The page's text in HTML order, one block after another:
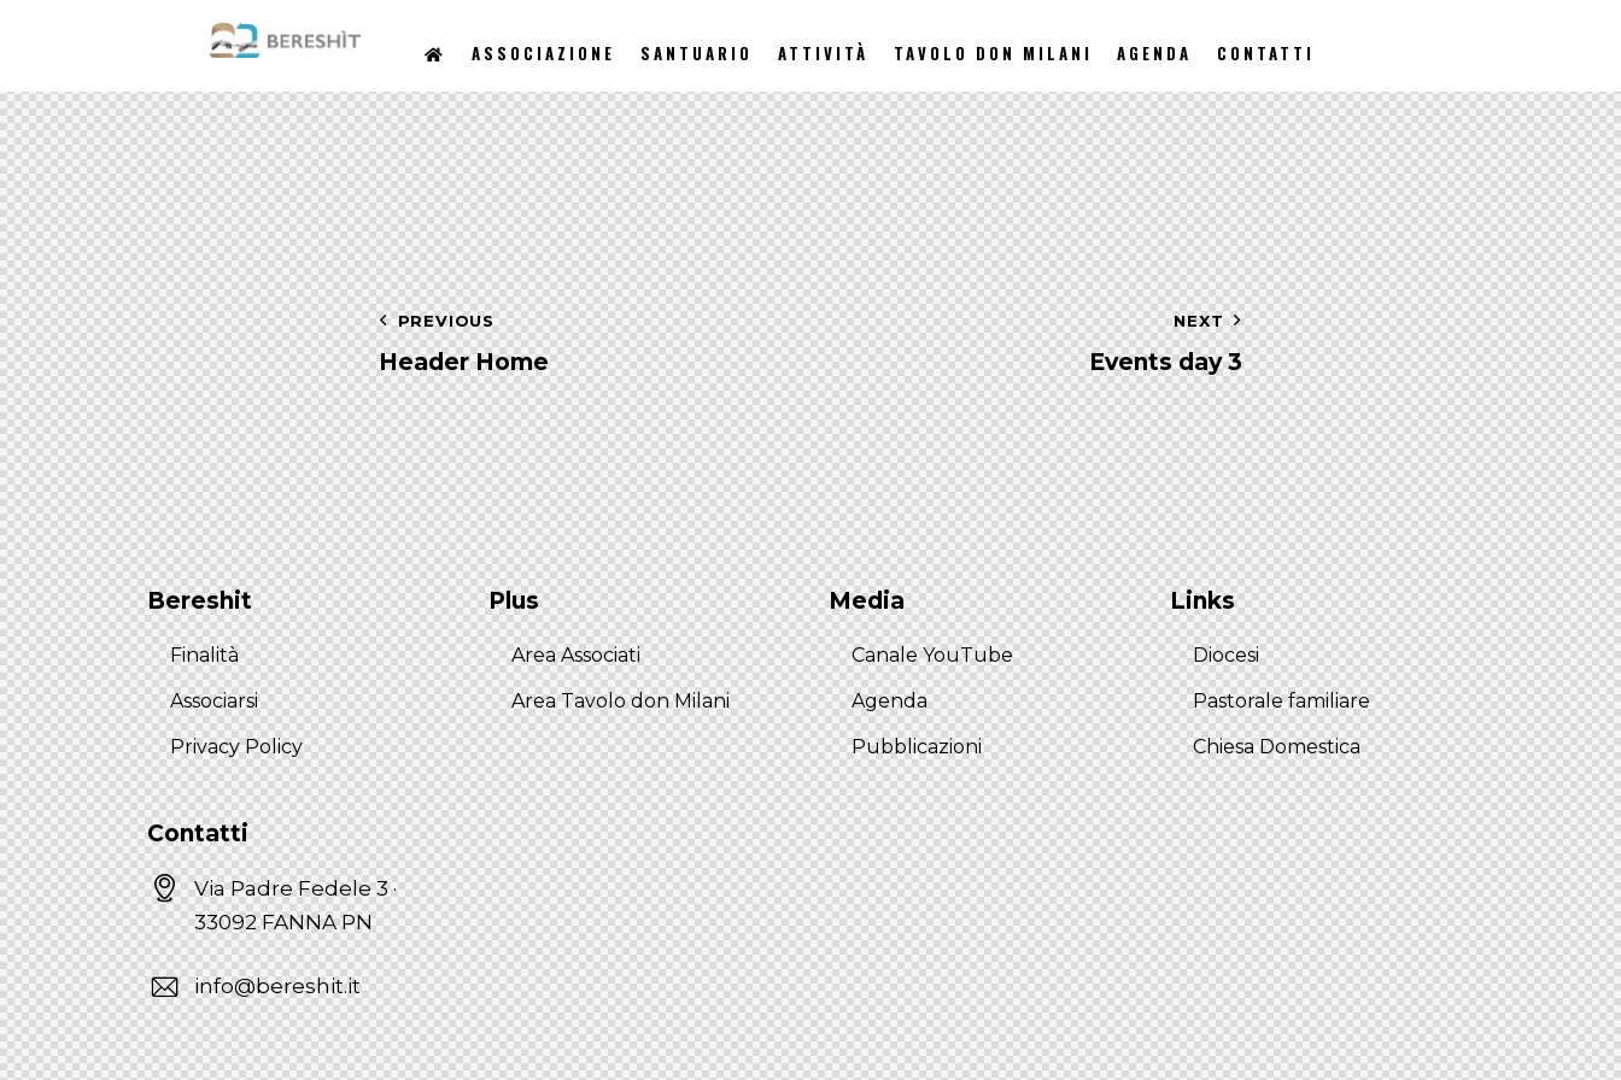
ASSOCIAZIONE SANTUARIO ATTIVITÀ TAVOLO DON MILANI AGENDA CONTATTI
Navigazione
articoli
PREVIOUS
Header Home
NEXT
Events day 3
Bereshit
Finalità
Associarsi
Privacy Policy
Plus
Area Associati
Area Tavolo don Milani
Media
Canale YouTube
Agenda
Pubblicazioni
Links
Diocesi
Pastorale familiare
Chiesa Domestica
Contatti
Via Padre Fedele 3 ·
33092 FANNA PN
info@bereshit.it